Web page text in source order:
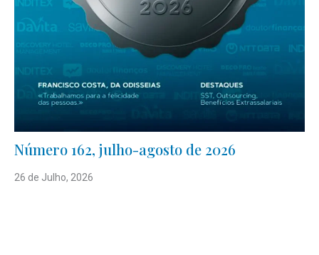
Número 162, julho-agosto de 2026
26 de Julho, 2026